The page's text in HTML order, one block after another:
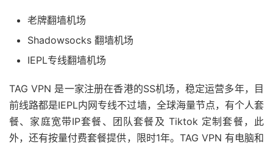
老牌翻墙机场
Shadowsocks 翻墙机场
IEPL专线翻墙机场
TAG VPN 是一家注册在香港的SS机场，稳定运营多年，目
前线路都是IEPL内网专线不过墙，全球海量节点，有个人套
餐、家庭宽带IP套餐、团队套餐及 Tiktok 定制套餐，此
外，还有按量付费套餐提供，限时1年。TAG VPN 有电脑和